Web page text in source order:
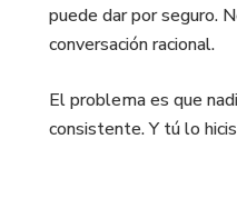
puede dar por seguro.
conversación racional.
El problema es que
consistente. Y tú lo